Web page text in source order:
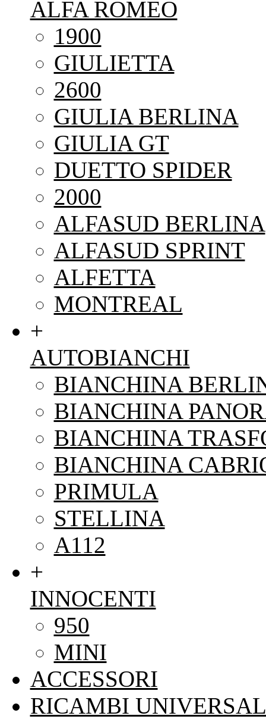
ALFA ROMEO
1900
GIULIETTA
2600
GIULIA BERLINA
GIULIA GT
DUETTO SPIDER
2000
ALFASUD BERLINA
ALFASUD SPRINT
ALFETTA
MONTREAL
+
AUTOBIANCHI
BIANCHINA
BIANCHINA
BIANCHINA
BIANCHINA
PRIMULA
STELLINA
A112
+
INNOCENTI
950
MINI
ACCESSORI
RICAMBI